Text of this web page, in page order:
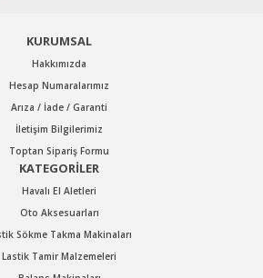
Gönder
KURUMSAL
Hakkımızda
Hesap Numaralarımız
Arıza / İade / Garanti
İletişim Bilgilerimiz
Toptan Sipariş Formu
KATEGORİLER
Havalı El Aletleri
Oto Aksesuarları
Sökme Takma Makinaları
Lastik Tamir Malzemeleri